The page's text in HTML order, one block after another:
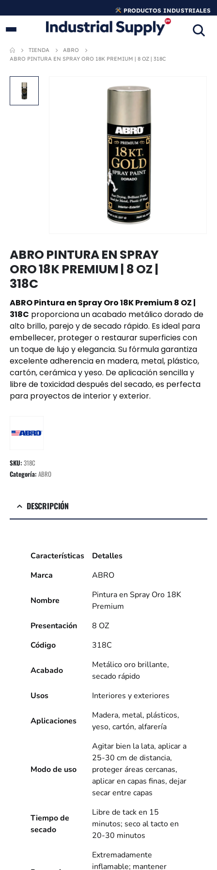
PRODUCTOS INDUSTRIALES
ORIGINALES
TIENDA
ABRO
ABRO PINTURA EN SPRAY ORO 18K PREMIUM | 8 OZ | 318C
ABRO PINTURA EN SPRAY
ORO 18K PREMIUM | 8 OZ |
318C
ABRO Pintura en Spray Oro 18K Premium 8 OZ |
318C proporciona un acabado metálico dorado de
alto brillo, parejo y de secado rápido. Es ideal para
embellecer, proteger o restaurar superficies con
un toque de lujo y elegancia. Su fórmula garantiza
excelente adherencia en madera, metal, plástico,
cartón, cerámica y yeso. De aplicación sencilla y
libre de toxicidad después del secado, es perfecta
para proyectos de interior y exterior.
SKU:318C
Categoría:ABRO
DESCRIPCIÓN
Características
Detalles
Marca
ABRO
Nombre
Pintura en Spray Oro 18K
Premium
Presentación
8 OZ
Código
318C
Acabado
Metálico oro brillante,
secado rápido
Usos
Interiores y exteriores
Aplicaciones
Madera, metal, plásticos,
yeso, cartón, alfarería
Modo de uso
Agitar bien la lata, aplicar a
25-30 cm de distancia,
proteger áreas cercanas,
aplicar en capas finas, dejar
secar entre capas
Tiempo de
secado
Libre de tack en 15
minutos; seco al tacto en
20-30 minutos
Extremadamente
inflamable; mantener